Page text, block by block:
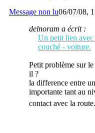
Message non lu06/07/08,
delnoram a écrit :
Un petit lien
couché - voiture.
Petit problème sur
il ?
la difference entre
importante tant au
contact avec la route.